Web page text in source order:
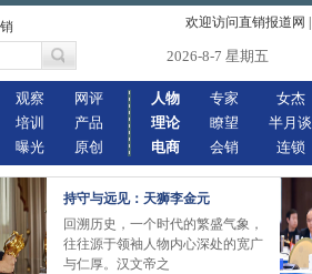
欢迎访问直销报道网
2026-8-7 星期五
观察
培训
曝光
网评
产品
原创
人物
理论
电商
专家
瞭望
会销
女杰
半月谈
连锁
持守与远见：天狮李金元
回溯历史，一个时代的繁盛气象，
往往源于领袖人物内心深处的宽广
与仁厚。汉文帝之